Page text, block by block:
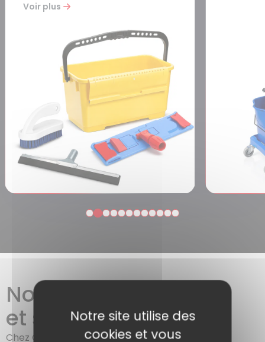
Voir plus
Nos garanties
et services
Chez CSJ emballages, votre satisfaction est
Notre site utilise des
cookies et vous